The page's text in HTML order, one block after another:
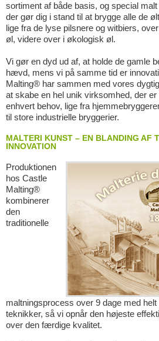
sortiment af både basis, og special
der gør dig i stand til at brygge alle de
lige fra de lyse pilsnere og witbiers,
øl, videre over i økologisk øl.
Vi gør en dyd ud af, at holde de gamle
hævd, mens vi på samme tid er
Malting® har sammen med vores
at skabe en hel unik virksomhed, der
enhvert behov, lige fra
til store industrielle bryggerier.
MALTERI KUNST – EN BLANDING AF
INNOVATION
Produktionen
hos Castle
Malting®
kombinerer
den
traditionelle
maltningsprocess over 9 dage med
teknikker, så vi opnår den højeste
over den færdige kvalitet.